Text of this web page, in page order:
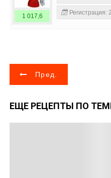
1 017,6 Регистрация:
Н
в
Пред.
ЕЩЕ РЕЦЕПТЫ ПО